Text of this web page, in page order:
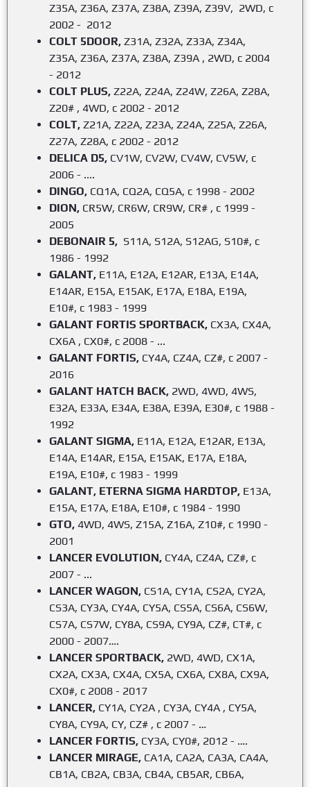
Z35A, Z36A, Z37A, Z38A, Z39A, Z39V, 2WD, с
2002 - 2012
COLT 5DOOR, Z31A, Z32A, Z33A, Z34A,
Z35A, Z36A, Z37A, Z38A, Z39A , 2WD, с 2004
- 2012
COLT PLUS, Z22A, Z24A, Z24W, Z26A, Z28A,
Z20# , 4WD, с 2002 - 2012
COLT, Z21A, Z22A, Z23A, Z24A, Z25A, Z26A,
Z27A, Z28A, с 2002 - 2012
DELICA D5, CV1W, CV2W, CV4W, CV5W, с
2006 - ....
DINGO, CQ1A, CQ2A, CQ5A, с 1998 - 2002
DION, CR5W, CR6W, CR9W, CR# , с 1999 -
2005
DEBONAIR 5, S11A, S12A, S12AG, S10#, с
1986 - 1992
GALANT, E11A, E12A, E12AR, E13A, E14A,
E14AR, E15A, E15AK, E17A, E18A, E19A,
E10#, с 1983 - 1999
GALANT FORTIS SPORTBACK, CX3A, CX4A,
CX6A , CX0#, c 2008 - ...
GALANT FORTIS, CY4A, CZ4A, CZ#, с 2007 -
2016
GALANT HATCH BACK, 2WD, 4WD, 4WS,
E32A, E33A, E34A, E38A, E39A, E30#, с 1988 -
1992
GALANT SIGMA, E11A, E12A, E12AR, E13A,
E14A, E14AR, E15A, E15AK, E17A, E18A,
E19A, E10#, с 1983 - 1999
GALANT, ETERNA SIGMA HARDTOP, E13A,
E15A, E17A, E18A, E10#, с 1984 - 1990
GTO, 4WD, 4WS, Z15A, Z16A, Z10#, с 1990 -
2001
LANCER EVOLUTION, CY4A, CZ4A, CZ#, с
2007 - ...
LANCER WAGON, CS1A, CY1A, CS2A, CY2A,
CS3A, CY3A, CY4A, CY5A, CS5A, CS6A, CS6W,
CS7A, CS7W, CY8A, CS9A, CY9A, CZ#, CT#, с
2000 - 2007….
LANCER SPORTBACK, 2WD, 4WD, CX1A,
CX2A, CX3A, CX4A, CX5A, CX6A, CX8A, CX9A,
CX0#, с 2008 - 2017
LANCER, CY1A, CY2A , CY3A, CY4A , CY5A,
CY8A, CY9A, CY, CZ# , с 2007 - …
LANCER FORTIS, CY3A, CY0#, 2012 - ….
LANCER MIRAGE, CA1A, CA2A, CA3A, CA4A,
CB1A, CB2A, CB3A, CB4A, CB5AR, CB6A,